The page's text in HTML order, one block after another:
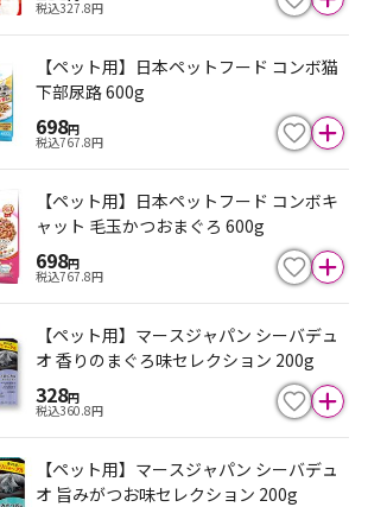
税込327.8円
【ペット用】日本ペットフード コンボ猫
下部尿路 600g
698円
税込767.8円
【ペット用】日本ペットフード コンボキ
ャット 毛玉かつおまぐろ 600g
698円
税込767.8円
【ペット用】マースジャパン シーバデュ
オ 香りのまぐろ味セレクション 200g
328円
税込360.8円
【ペット用】マースジャパン シーバデュ
オ 旨みがつお味セレクション 200g